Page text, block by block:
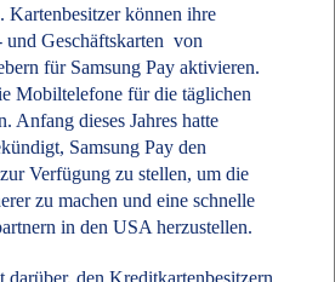
Kartenbesitzer können ihre
Geschäftskarten von
für Samsung Pay aktivieren.
Mobiltelefone für die täglichen
Anfang dieses Jahres hatte
Samsung Pay den
Verfügung zu stellen, um die
zu machen und eine schnelle
in den USA herzustellen.